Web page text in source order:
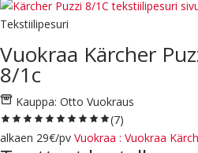
Tekstiilipesuri
Vuokraa Kärcher
8/1c
Kauppa: Otto Vuokraus
(7)
alkaen 29€/pv Vuokraa : Vuokraa